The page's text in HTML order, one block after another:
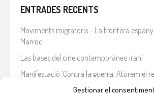
Gestionar el
ENTRADES RECENTS
Moviments migratoris – La frontera
Marroc
Las bases del cine contemporáneo iraní
Manifestació ‘Contra la guerra. Aturem el
En solidaritat amb el Líban